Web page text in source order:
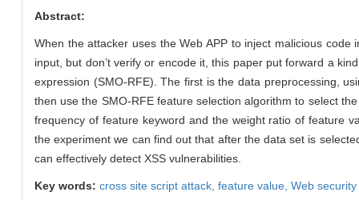
Abstract:
When the attacker uses the Web APP to inject malicious
input, but don’t verify or encode it, this paper put forward a
expression (SMO-RFE). The first is the data preprocessing,
then use the SMO-RFE feature selection algorithm to select
frequency of feature keyword and the weight ratio of feature
the experiment we can find out that after the data set is
can effectively detect XSS vulnerabilities.
Key words: cross site script attack, feature value, Web